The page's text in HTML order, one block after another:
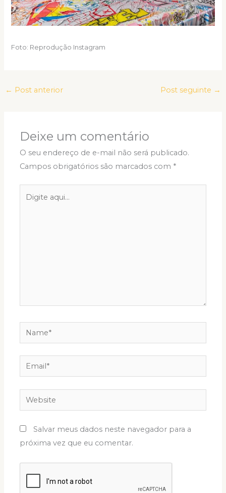
Foto: Reprodução Instagram
← Post anterior Post seguinte →
Deixe um comentário
O seu endereço de e-mail não será publicado.
Campos obrigatórios são marcados com *
aqui...
Name*
Email*
Website
Salvar meus dados neste navegador para a
próxima vez que eu comentar.